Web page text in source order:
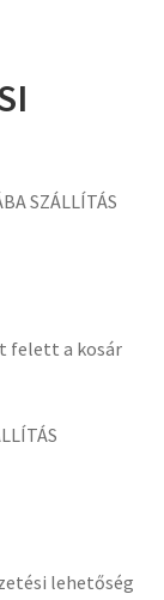
SZÁLLÍTÁS
felett a kosár
lehetőség